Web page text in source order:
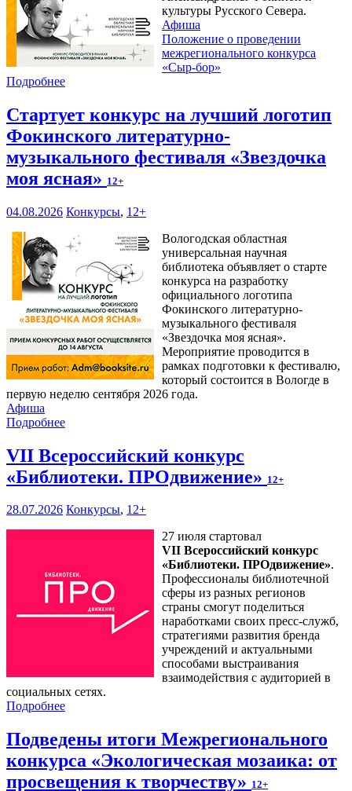
культуры Русского Севера.
Афиша
Положение о проведении
межрегионального конкурса
«Сыр-бор»
Подробнее
Стартует конкурс на лучший логотип
Фокинского литературно-
музыкального фестиваля «Звездочка
моя ясная» 12+
04.08.2026 Конкурсы, 12+
Вологодская областная
универсальная научная
библиотека объявляет о старте
конкурса на разработку
официального логотипа
Фокинского литературно-
музыкального фестиваля
«Звездочка моя ясная».
Мероприятие проводится в
рамках подготовки к фестивалю,
который состоится в Вологде в
первую неделю сентября 2026 года.
Афиша
Подробнее
VII Всероссийский конкурс
«Библиотеки. ПРОдвижение» 12+
28.07.2026 Конкурсы, 12+
27 июля стартовал
VII Всероссийский конкурс
«Библиотеки. ПРОдвижение».
Профессионалы библиотечной
сферы из разных регионов
страны смогут поделиться
наработками своих пресс-служб,
стратегиями развития бренда
учреждений и актуальными
способами выстраивания
взаимодействия с аудиторией в
социальных сетях.
Подробнее
Подведены итоги Межрегионального
конкурса «Экологическая мозаика: от
просвещения к творчеству» 12+